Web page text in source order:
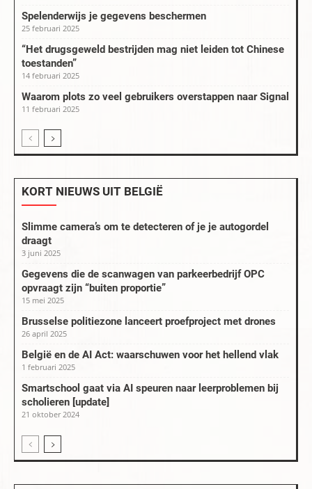
Spelenderwijs je gegevens beschermen
25 februari 2025
“Het drugsgeweld bestrijden mag niet leiden tot Chinese
toestanden”
14 februari 2025
Waarom plots zo veel gebruikers overstappen naar Signal
11 februari 2025
KORT NIEUWS UIT BELGIË
Slimme camera’s om te detecteren of je je autogordel
draagt
3 juni 2025
Gegevens die de scanwagen van parkeerbedrijf OPC
opvraagt zijn “buiten proportie”
15 mei 2025
Brusselse politiezone lanceert proefproject met drones
26 april 2025
België en de AI Act: waarschuwen voor het hellend vlak
1 februari 2025
Smartschool gaat via AI speuren naar leerproblemen bij
scholieren [update]
21 oktober 2024